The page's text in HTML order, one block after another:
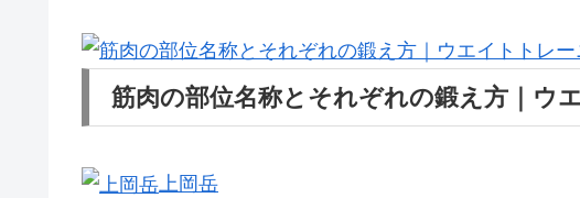
筋肉の部位名称とそれぞれの鍛え方｜ウ
上岡岳